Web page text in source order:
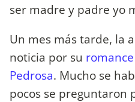
ser madre y padre yo
Un mes más tarde, la
noticia por su
Pedrosa. Mucho se
pocos se preguntaron